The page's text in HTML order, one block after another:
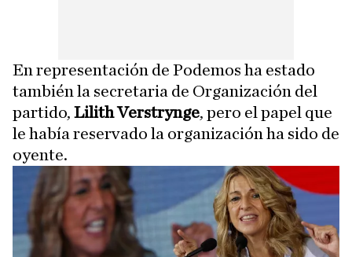
En representación de Podemos ha estado
también la secretaria de Organización del
partido, Lilith Verstrynge, pero el papel que
le había reservado la organización ha sido de
oyente.